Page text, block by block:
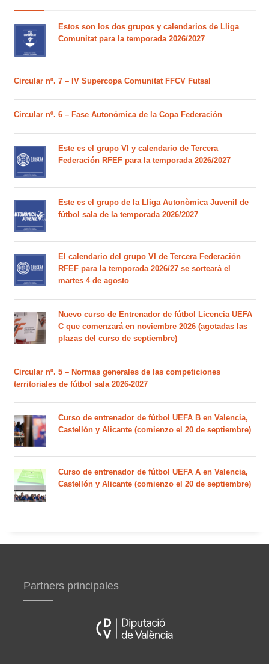
Estos son los dos grupos y calendarios de Lliga
Comunitat para la temporada 2026/2027
Circular nº. 7 – IV Supercopa Comunitat FFCV Futsal
Circular nº. 6 – Fase Autonómica de la Copa Federación
Este es el grupo VI y calendario de Tercera
Federación RFEF para la temporada 2026/2027
Este es el grupo de la Lliga Autonòmica Juvenil de
fútbol sala de la temporada 2026/2027
El calendario del grupo VI de Tercera Federación
RFEF para la temporada 2026/27 se sorteará el
martes 4 de agosto
Nuevo curso de Entrenador de fútbol Licencia UEFA
C que comenzará en noviembre 2026 (agotadas las
plazas del curso de septiembre)
Circular nº. 5 – Normas generales de las competiciones
territoriales de fútbol sala 2026-2027
Curso de entrenador de fútbol UEFA B en Valencia,
Castellón y Alicante (comienzo el 20 de septiembre)
Curso de entrenador de fútbol UEFA A en Valencia,
Castellón y Alicante (comienzo el 20 de septiembre)
Partners principales